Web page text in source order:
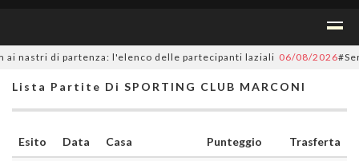
nastri di partenza: l'elenco delle partecipanti laziali 06/08/2026
Lista Partite Di SPORTING CLUB MARCONI
Esito Data Casa Punteggio
Trasferta